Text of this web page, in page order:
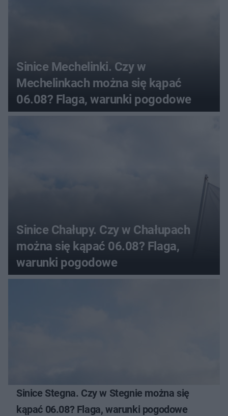
Sinice Mechelinki. Czy w
Mechelinkach można się kąpać
06.08? Flaga, warunki pogodowe
Sinice Chałupy. Czy w Chałupach
można się kąpać 06.08? Flaga,
warunki pogodowe
Sinice Stegna. Czy w Stegnie można się
kąpać 06.08? Flaga, warunki pogodowe